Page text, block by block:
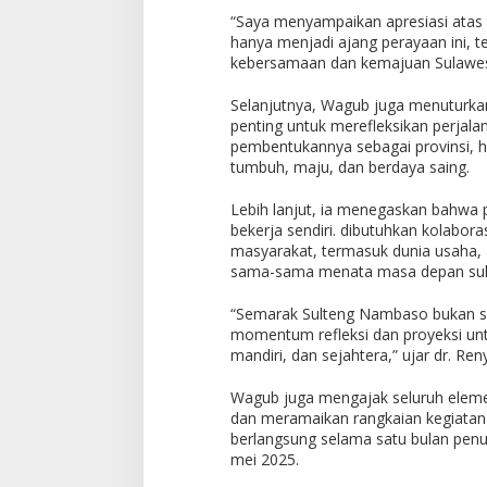
“Saya menyampaikan apresiasi
hanya menjadi ajang perayaan ini,
kebersamaan dan kemajuan
Selanjutnya, Wagub juga
penting untuk merefleksikan
pembentukannya sebagai provinsi,
tumbuh, maju, dan berdaya saing.
Lebih lanjut, ia menegaskan
bekerja sendiri. dibutuhkan
masyarakat, termasuk dunia
sama-sama menata masa depan
“Semarak Sulteng Nambaso
momentum refleksi dan proyeksi
mandiri, dan sejahtera,” ujar dr.
Wagub juga mengajak seluruh
dan meramaikan rangkaian
berlangsung selama satu bulan
mei 2025.